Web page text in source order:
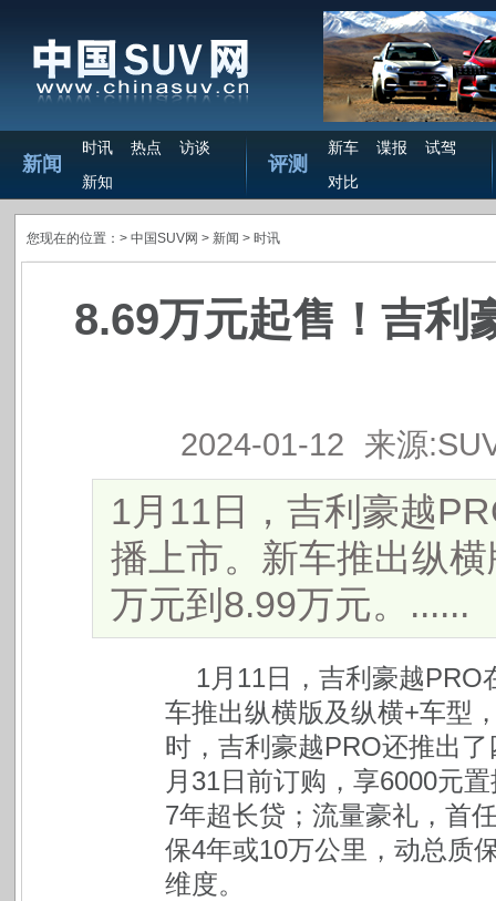
新闻
时讯 热点
访谈
新知
评测
新车 谍报
试驾
对比
您现在的位置：> 中国SUV网 > 新闻 > 时讯
8.69万元起售！吉利
2024-01-12 来源
1月11日，吉利豪越
播上市。新车推出纵
万元到8.99万元。......
1月11日，吉利豪越
车推出纵横版及纵横+车型
时，吉利豪越PRO还推出
月31日前订购，享6000元
7年超长贷；流量豪礼，首
保4年或10万公里，动总质
维度。